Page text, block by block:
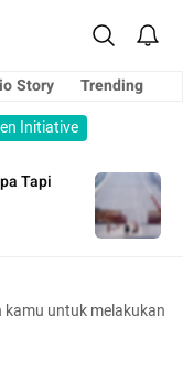
Story
Trending
Initiative
Tapi
untuk melakukan